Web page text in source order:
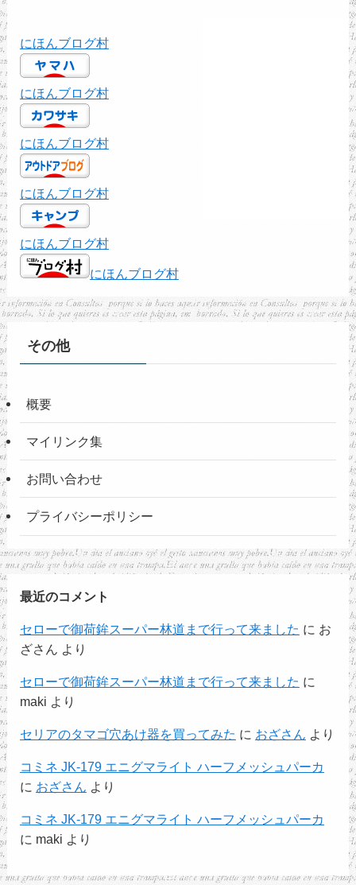
にほんブログ村
にほんブログ村
にほんブログ村
にほんブログ村
にほんブログ村
にほんブログ村
その他
概要
マイリンク集
お問い合わせ
プライバシーポリシー
最近のコメント
セローで御荷鉾スーパー林道まで行って来ました に お
ざさん より
セローで御荷鉾スーパー林道まで行って来ました に
maki より
セリアのタマゴ穴あけ器を買ってみた に おざさん より
コミネ JK-179 エニグマライト ハーフメッシュパーカ
に おざさん より
コミネ JK-179 エニグマライト ハーフメッシュパーカ
に maki より